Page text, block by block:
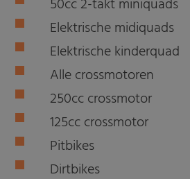
50cc 2-takt miniquads
Elektrische midiquads
Elektrische kinderquad
Alle crossmotoren
250cc crossmotor
125cc crossmotor
Pitbikes
Dirtbikes